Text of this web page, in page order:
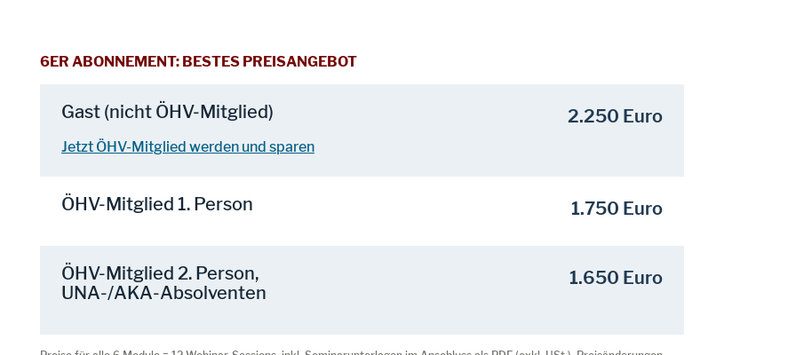
6ER ABONNEMENT: BESTES PREISANGEBOT
Gast (nicht ÖHV-Mitglied)
Jetzt ÖHV-Mitglied werden und sparen
2.250 Euro
ÖHV-Mitglied 1. Person 1.750 Euro
ÖHV-Mitglied 2. Person,
UNA-/AKA-Absolventen
1.650 Euro